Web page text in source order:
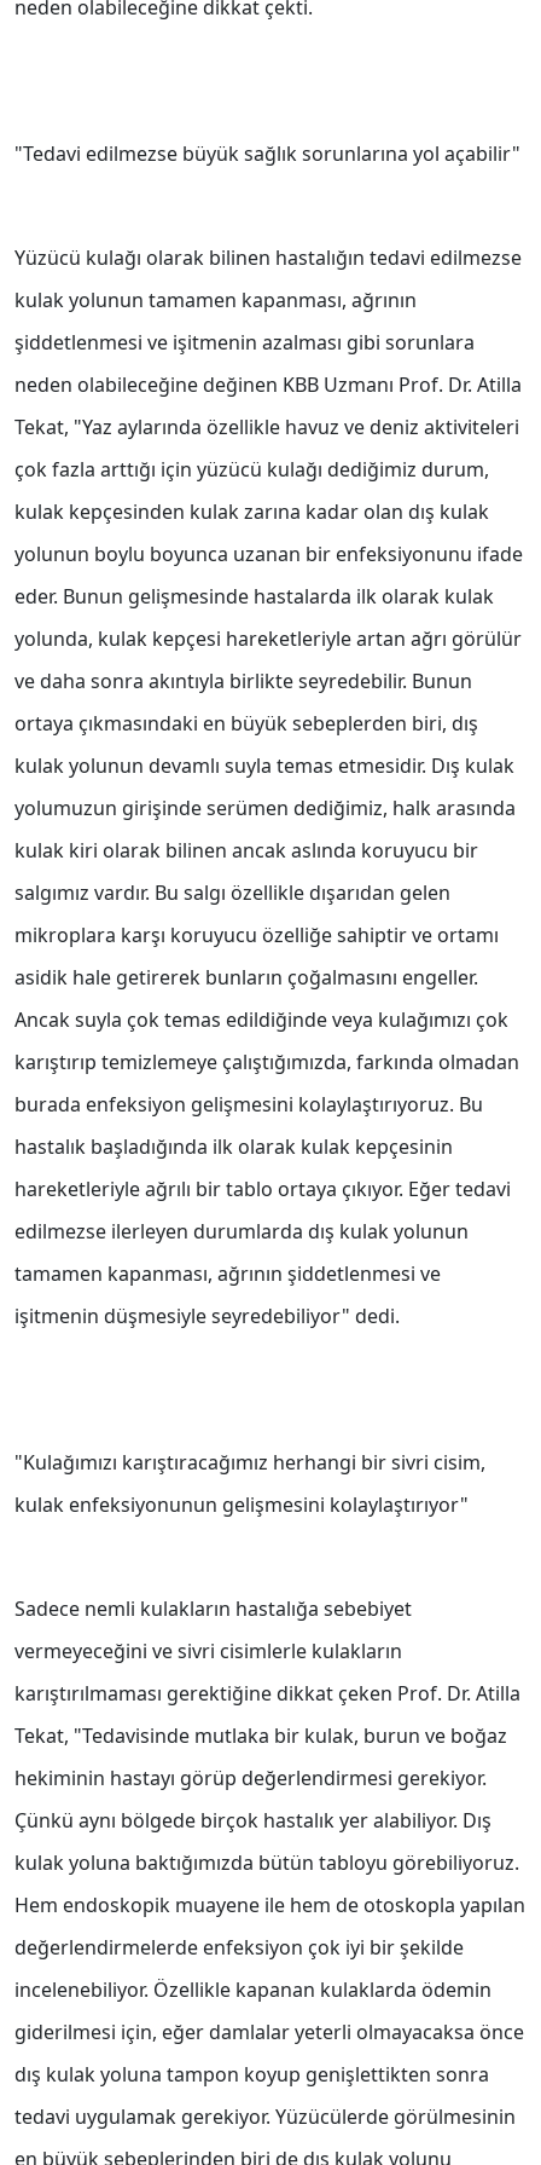
neden olabileceğine dikkat çekti.
"Tedavi edilmezse büyük sağlık sorunlarına yol açabilir"
Yüzücü kulağı olarak bilinen hastalığın tedavi edilmezse
kulak yolunun tamamen kapanması, ağrının
şiddetlenmesi ve işitmenin azalması gibi sorunlara
neden olabileceğine değinen KBB Uzmanı Prof. Dr. Atilla
Tekat, "Yaz aylarında özellikle havuz ve deniz aktiviteleri
çok fazla arttığı için yüzücü kulağı dediğimiz durum,
kulak kepçesinden kulak zarına kadar olan dış kulak
yolunun boylu boyunca uzanan bir enfeksiyonunu ifade
eder. Bunun gelişmesinde hastalarda ilk olarak kulak
yolunda, kulak kepçesi hareketleriyle artan ağrı görülür
ve daha sonra akıntıyla birlikte seyredebilir. Bunun
ortaya çıkmasındaki en büyük sebeplerden biri, dış
kulak yolunun devamlı suyla temas etmesidir. Dış kulak
yolumuzun girişinde serümen dediğimiz, halk arasında
kulak kiri olarak bilinen ancak aslında koruyucu bir
salgımız vardır. Bu salgı özellikle dışarıdan gelen
mikroplara karşı koruyucu özelliğe sahiptir ve ortamı
asidik hale getirerek bunların çoğalmasını engeller.
Ancak suyla çok temas edildiğinde veya kulağımızı çok
karıştırıp temizlemeye çalıştığımızda, farkında olmadan
burada enfeksiyon gelişmesini kolaylaştırıyoruz. Bu
hastalık başladığında ilk olarak kulak kepçesinin
hareketleriyle ağrılı bir tablo ortaya çıkıyor. Eğer tedavi
edilmezse ilerleyen durumlarda dış kulak yolunun
tamamen kapanması, ağrının şiddetlenmesi ve
işitmenin düşmesiyle seyredebiliyor" dedi.
"Kulağımızı karıştıracağımız herhangi bir sivri cisim,
kulak enfeksiyonunun gelişmesini kolaylaştırıyor"
Sadece nemli kulakların hastalığa sebebiyet
vermeyeceğini ve sivri cisimlerle kulakların
karıştırılmaması gerektiğine dikkat çeken Prof. Dr. Atilla
Tekat, "Tedavisinde mutlaka bir kulak, burun ve boğaz
hekiminin hastayı görüp değerlendirmesi gerekiyor.
Çünkü aynı bölgede birçok hastalık yer alabiliyor. Dış
kulak yoluna baktığımızda bütün tabloyu görebiliyoruz.
Hem endoskopik muayene ile hem de otoskopla yapılan
değerlendirmelerde enfeksiyon çok iyi bir şekilde
incelenebiliyor. Özellikle kapanan kulaklarda ödemin
giderilmesi için, eğer damlalar yeterli olmayacaksa önce
dış kulak yoluna tampon koyup genişlettikten sonra
tedavi uygulamak gerekiyor. Yüzücülerde görülmesinin
en büyük sebeplerinden biri de dış kulak yolunu